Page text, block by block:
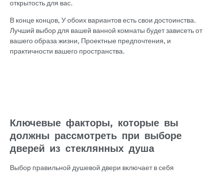
открытость для вас.
В конце концов, У обоих вариантов есть свои достоинства.
Лучший выбор для вашей ванной комнаты будет зависеть от
вашего образа жизни, Проектные предпочтения, и
практичности вашего пространства.
Ключевые факторы, которые вы
должны рассмотреть при выборе
дверей из стеклянных душа
Выбор правильной душевой двери включает в себя